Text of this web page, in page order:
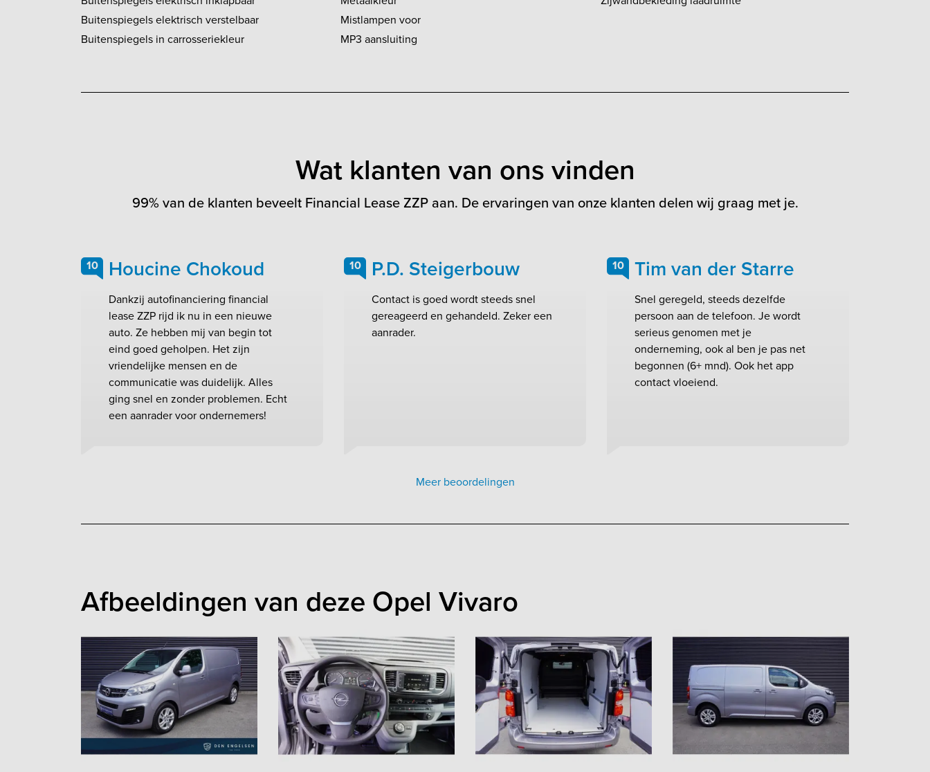
Buitenspiegels elektrisch verstelbaar
Buitenspiegels in carrosseriekleur
Mistlampen voor
MP3 aansluiting
Wat klanten van ons vinden
99% van de klanten beveelt Financial Lease ZZP aan. De ervaringen van onze klanten delen wij graag met je.
10 Houcine Chokoud
Dankzij autofinanciering financial
lease ZZP rijd ik nu in een nieuwe
auto. Ze hebben mij van begin tot
eind goed geholpen. Het zijn
vriendelijke mensen en de
communicatie was duidelijk. Alles
ging snel en zonder problemen. Echt
een aanrader voor ondernemers!
10 P.D. Steigerbouw
Contact is goed wordt steeds snel
gereageerd en gehandeld. Zeker een
aanrader.
10 Tim van der Starre
Snel geregeld, steeds dezelfde
persoon aan de telefoon. Je wordt
serieus genomen met je
onderneming, ook al ben je pas net
begonnen (6+ mnd). Ook het app
contact vloeiend.
Meer beoordelingen
Afbeeldingen van deze Opel Vivaro